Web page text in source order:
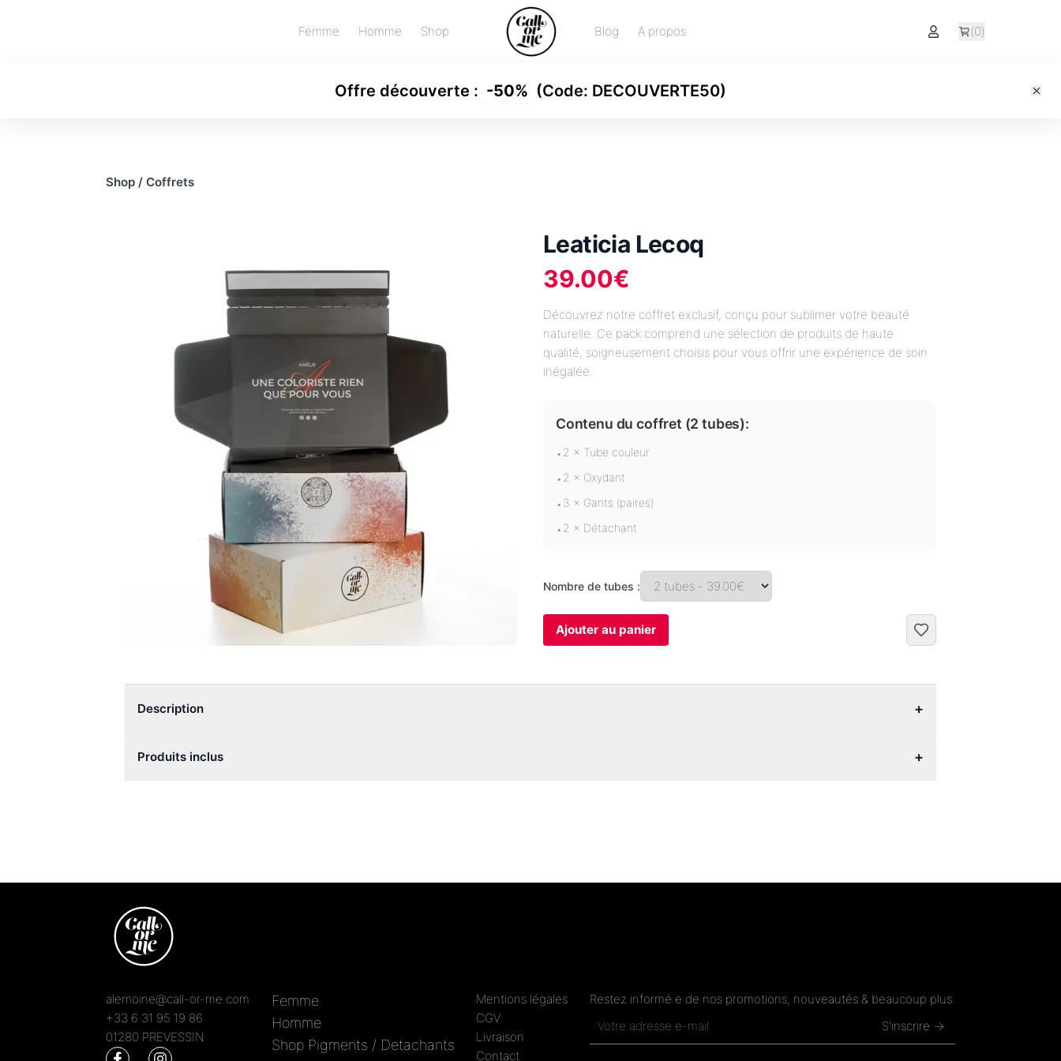
Femme Homme Shop Blog A propos (0)
Offre découverte : -50% (Code: DECOUVERTE50)
Shop/ Coffrets
Leaticia Lecoq
39.00€
Découvrez notre coffret exclusif, conçu pour sublimer votre beauté
naturelle. Ce pack comprend une sélection de produits de haute
qualité, soigneusement choisis pour vous offrir une expérience de soin
inégalée.
Contenu du coffret (2 tubes):
• 2 × Tube couleur
• 2 × Oxydant
• 3 × Gants (paires)
• 2 × Détachant
Nombre de tubes :
Ajouter au panier
Description +
Produits inclus +
alemoine@call-or-me.com
+33 6 31 95 19 86
01280 PREVESSIN
Femme
Homme
Shop Pigments / Detachants
Mentions légales
CGV
Livraison
Contact
Restez informé.e de nos promotions, nouveautés & beaucoup plus.
S'inscrire →